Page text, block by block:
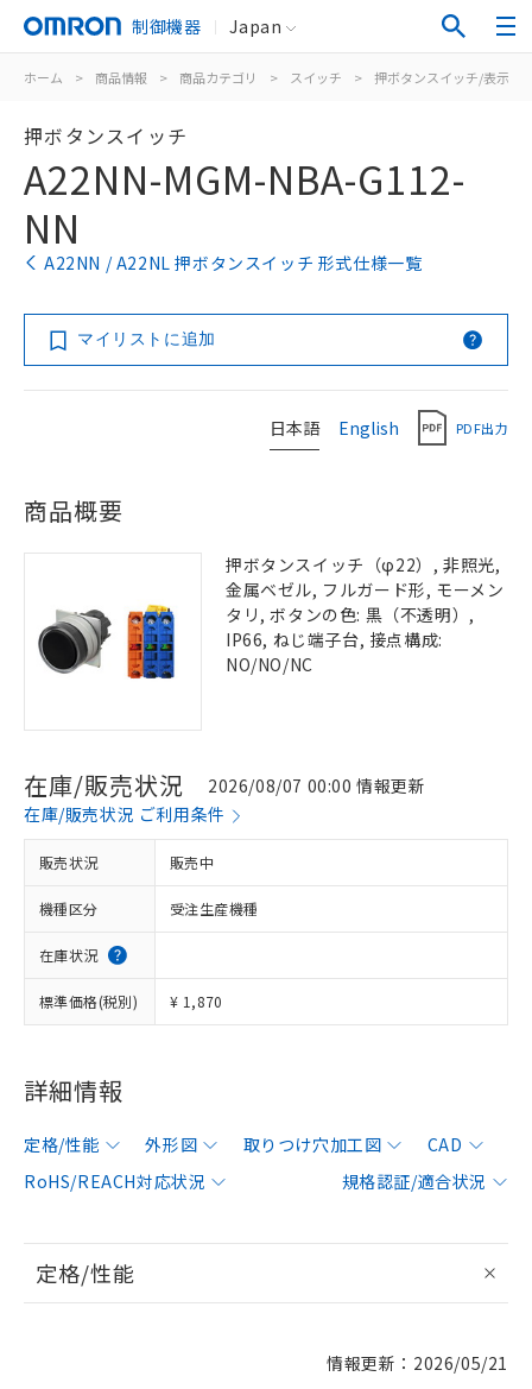
制御機器 Japan
ホーム > 商品情報 > 商品カテゴリ > スイッチ > 押ボタンスイッチ/表示灯
押ボタンスイッチ
A22NN-MGM-NBA-G112-
NN
A22NN / A22NL 押ボタンスイッチ 形式仕様一覧
マイリストに追加
日本語 English PDF出力
商品概要
押ボタンスイッチ（φ22）, 非照光,
金属ベゼル, フルガード形, モーメン
タリ, ボタンの色: 黒（不透明）,
IP66, ねじ端子台, 接点構成:
NO/NO/NC
在庫/販売状況
2026/08/07 00:00 情報更新
在庫/販売状況 ご利用条件
販売状況 販売中
機種区分 受注生産機種
在庫状況
標準価格(税別) ¥ 1,870
詳細情報
定格/性能 外形図 取りつけ穴加工図
CAD
RoHS/REACH対応状況
規格認証/適合状況
定格/性能
情報更新：2026/05/21